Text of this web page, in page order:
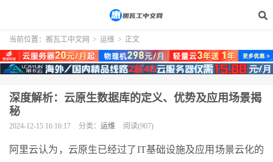
当前位置： 搬瓦工中文网 > 运维 > 正文
深度解析：云原生数据库的定义、优势及应用场景揭
秘
2024-12-15 16:16:17 分类： 运维 阅读(907)
阿里云认为，云原生已经过了IT基础设施及应用场景云化的